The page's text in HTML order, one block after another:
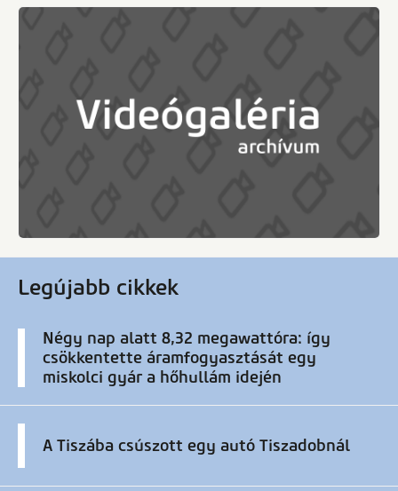
Legújabb cikkek
Négy nap alatt 8,32 megawattóra: így
csökkentette áramfogyasztását egy
miskolci gyár a hőhullám idején
A Tiszába csúszott egy autó Tiszadobnál